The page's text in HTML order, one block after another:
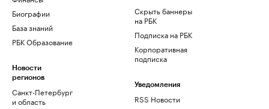
Биографии
База знаний
РБК Образование
Новости
регионов
Санкт-Петербург
и область
Скрыть баннеры
на РБК
Подписка на РБК
Корпоративная
подписка
Уведомления
RSS Новости